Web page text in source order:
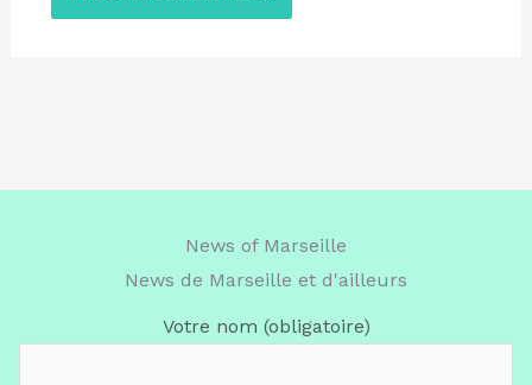
News of Marseille
News de Marseille et d'ailleurs
Votre nom (obligatoire)